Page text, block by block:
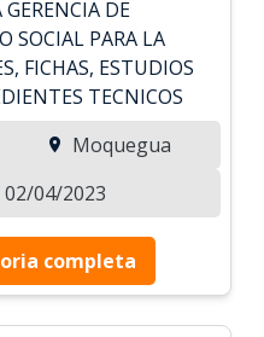
DE
SOCIAL PARA LA
FICHAS, ESTUDIOS
TECNICOS
Moquegua
04/2023
completa